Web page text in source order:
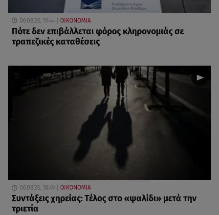
06.08.26, 19:44 ΟΙΚΟΝΟΜΙΑ
Πότε δεν επιβάλλεται φόρος κληρονομιάς σε
τραπεζικές καταθέσεις
06.08.26, 18:49 ΟΙΚΟΝΟΜΙΑ
Συντάξεις χηρείας: Τέλος στο «ψαλίδι» μετά την
τριετία